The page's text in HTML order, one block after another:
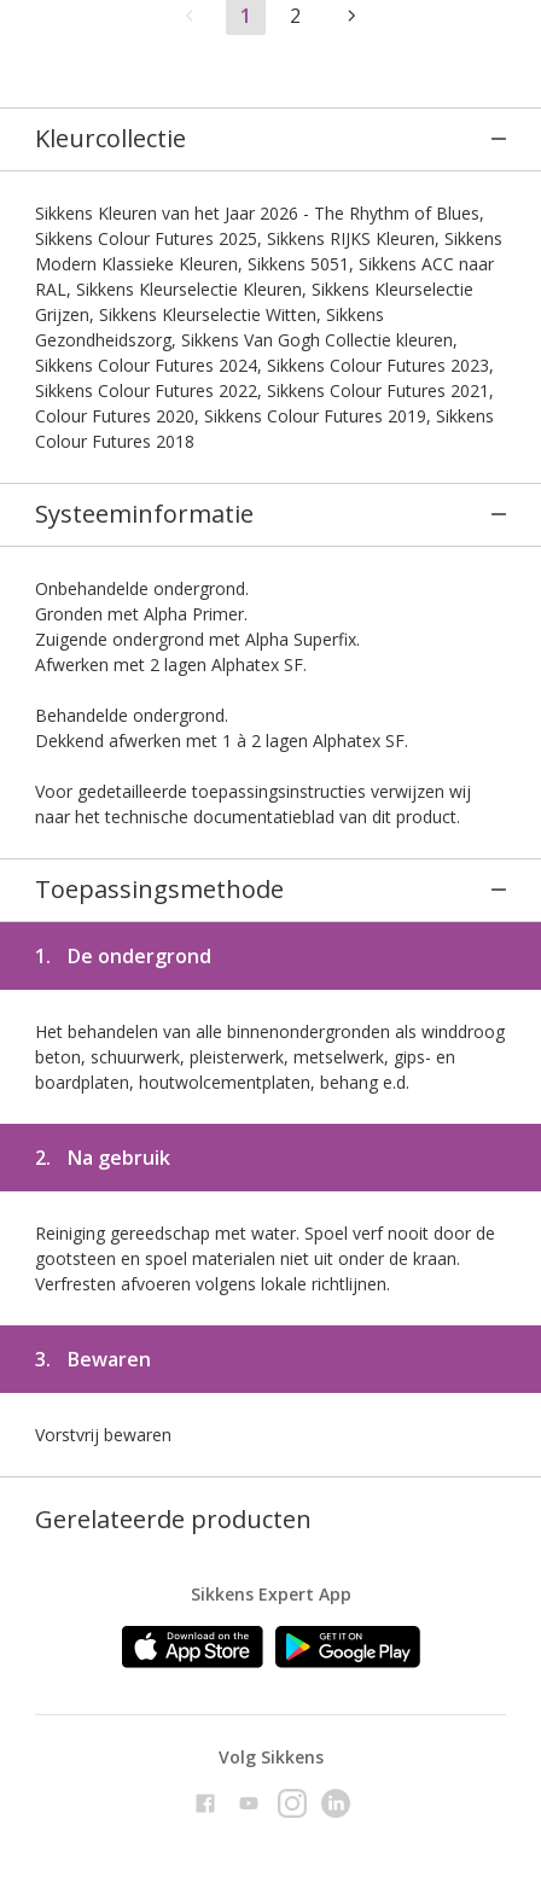
1 2
Kleurcollectie
Sikkens Kleuren van het Jaar 2026 - The Rhythm of Blues,
Sikkens Colour Futures 2025, Sikkens RIJKS Kleuren, Sikkens
Modern Klassieke Kleuren, Sikkens 5051, Sikkens ACC naar
RAL, Sikkens Kleurselectie Kleuren, Sikkens Kleurselectie
Grijzen, Sikkens Kleurselectie Witten, Sikkens
Gezondheidszorg, Sikkens Van Gogh Collectie kleuren,
Sikkens Colour Futures 2024, Sikkens Colour Futures 2023,
Sikkens Colour Futures 2022, Sikkens Colour Futures 2021,
Colour Futures 2020, Sikkens Colour Futures 2019, Sikkens
Colour Futures 2018
Systeeminformatie
Onbehandelde ondergrond.
Gronden met Alpha Primer.
Zuigende ondergrond met Alpha Superfix.
Afwerken met 2 lagen Alphatex SF.
Behandelde ondergrond.
Dekkend afwerken met 1 à 2 lagen Alphatex SF.
Voor gedetailleerde toepassingsinstructies verwijzen wij
naar het technische documentatieblad van dit product.
Toepassingsmethode
1. De ondergrond
Het behandelen van alle binnenondergronden als winddroog
beton, schuurwerk, pleisterwerk, metselwerk, gips- en
boardplaten, houtwolcementplaten, behang e.d.
2. Na gebruik
Reiniging gereedschap met water. Spoel verf nooit door de
gootsteen en spoel materialen niet uit onder de kraan.
Verfresten afvoeren volgens lokale richtlijnen.
3. Bewaren
Vorstvrij bewaren
Gerelateerde producten
Sikkens Expert App
Volg Sikkens